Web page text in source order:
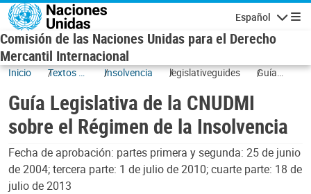
Skip to main content
Español
Comisión de las Naciones Unidas para el Derecho
Mercantil Internacional
Inicio
Textos y
Insolvencia legislativeguides
Guía
CNUDMI
sobre el
Régimen
de la
Insolvencia
Guía Legislativa de la CNUDMI
sobre el Régimen de la Insolvencia
Fecha de aprobación: partes primera y segunda: 25 de junio
de 2004; tercera parte: 1 de julio de 2010; cuarte parte: 18 de
julio de 2013